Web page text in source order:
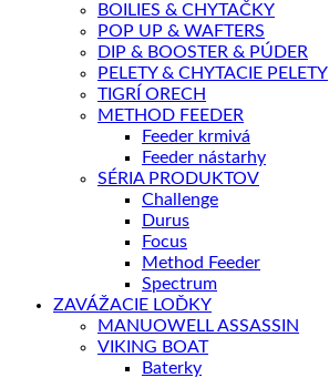
BOILIES & CHYTAČKY
POP UP & WAFTERS
DIP & BOOSTER & PÚDER
PELETY & CHYTACIE PELETY
TIGRÍ ORECH
METHOD FEEDER
Feeder krmivá
Feeder nástarhy
SÉRIA PRODUKTOV
Challenge
Durus
Focus
Method Feeder
Spectrum
ZAVÁŽACIE LOĎKY
MANUOWELL ASSASSIN
VIKING BOAT
Baterky